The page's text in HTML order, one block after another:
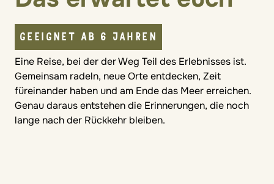
GEEIGNET AB 6 JAHREN
Eine Reise, bei der der Weg Teil des Erlebnisses ist.
Gemeinsam radeln, neue Orte entdecken, Zeit
füreinander haben und am Ende das Meer erreichen.
Genau daraus entstehen die Erinnerungen, die noch
lange nach der Rückkehr bleiben.